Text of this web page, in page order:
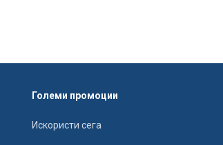
Големи промоции
Искористи сега